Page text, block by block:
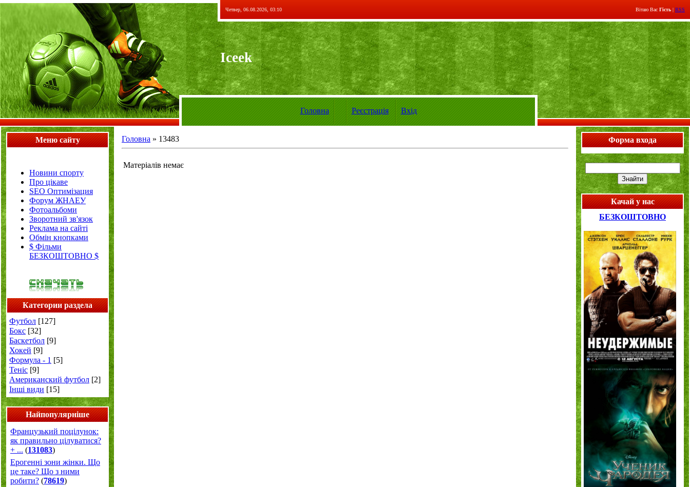
Четвер, 06.08.2026, 03:10 Вітаю Вас Гість | RSS
Iceek
Головна Реєстрація Вхід
Меню сайту
Новини спорту
Про цікаве
SEO Оптимізация
Форум ЖНАЕУ
Фотоальбоми
Зворотний зв'язок
Реклама на сайті
Обмін кнопками
$ Фільми
БЕЗКОШТОВНО $
Категории раздела
Футбол [127]
Бокс [32]
Баскетбол [9]
Хокей [9]
Формула - 1 [5]
Теніс [9]
Американский футбол [2]
Інші види [15]
Найпопулярніше
Французький поцілунок:
як правильно цілуватися?
+ ... (131083)
Ерогенні зони жінки. Що
це таке? Що з ними
робити? (78619)
Головна » 13483
Матеріалів немає
Форма входа
Качай у нас
БЕЗКОШТОВНО